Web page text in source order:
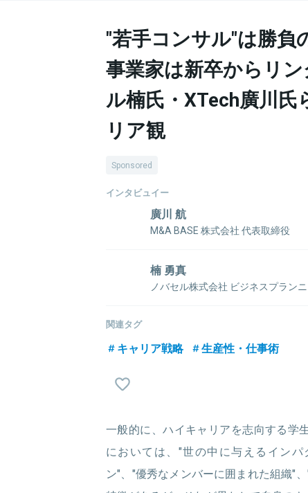
"若手コンサル"は勝負
事業家は新卒からリ
ル楠氏・XTech廣川氏
リア観
Sponsored
インタビュイー
廣川 航
M&A BASE 株式会社 代表取締役
ル、ヘッジファンドなどでリサーチ業務に従
にM&ABASEを設立し、取締役を経て
関連情報をみる
楠 勇真
ノバセル株式会社 ビジネスプラン
規事業「ノバセル」に配属され、入社当初か
効果分析業務も行い、ワンストップでお客様
ージャーとして、ビジネスプランニング部で
関連情報をみる
関連タグ
キャリア戦略 生産性・仕事術
一般的に、ハイキャリアを志向する学
においては、"世の中に与えるイン
ン"、"優秀なメンバーに囲まれた組織"